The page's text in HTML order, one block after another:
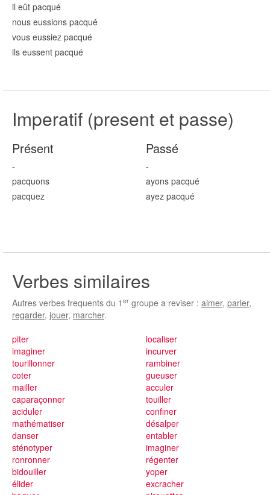
il eût pacqué
nous eussions pacqué
vous eussiez pacqué
ils eussent pacqué
Imperatif (present et passe)
Présent
-
pacquons
pacquez
Passé
-
ayons pacqué
ayez pacqué
Verbes similaires
Autres verbes frequents du 1 er groupe a reviser : aimer, parler,
regarder, jouer, marcher.
piter
imaginer
tourillonner
coter
mailler
caparaçonner
aciduler
mathématiser
danser
localiser
incurver
rambiner
gueuser
acculer
touiller
confiner
désalper
entabler
sténotyper
ronronner
bidouiller
élider
imaginer
régenter
yoper
excracher